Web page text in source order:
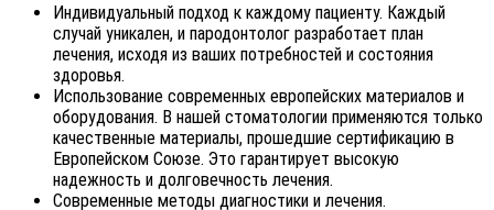
Индивидуальный подход к каждому пациенту. Каждый
случай уникален, и пародонтолог разработает план
лечения, исходя из ваших потребностей и состояния
здоровья.
Использование современных европейских материалов и
оборудования. В нашей стоматологии применяются только
качественные материалы, прошедшие сертификацию в
Европейском Союзе. Это гарантирует высокую
надежность и долговечность лечения.
Современные методы диагностики и лечения.